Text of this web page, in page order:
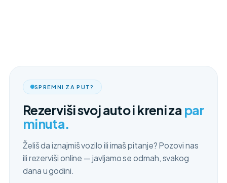
SPREMNI ZA PUT?
Rezerviši svoj auto i kreni za par
minuta.
Želiš da iznajmiš vozilo ili imaš pitanje? Pozovi nas
ili rezerviši online — javljamo se odmah, svakog
dana u godini.